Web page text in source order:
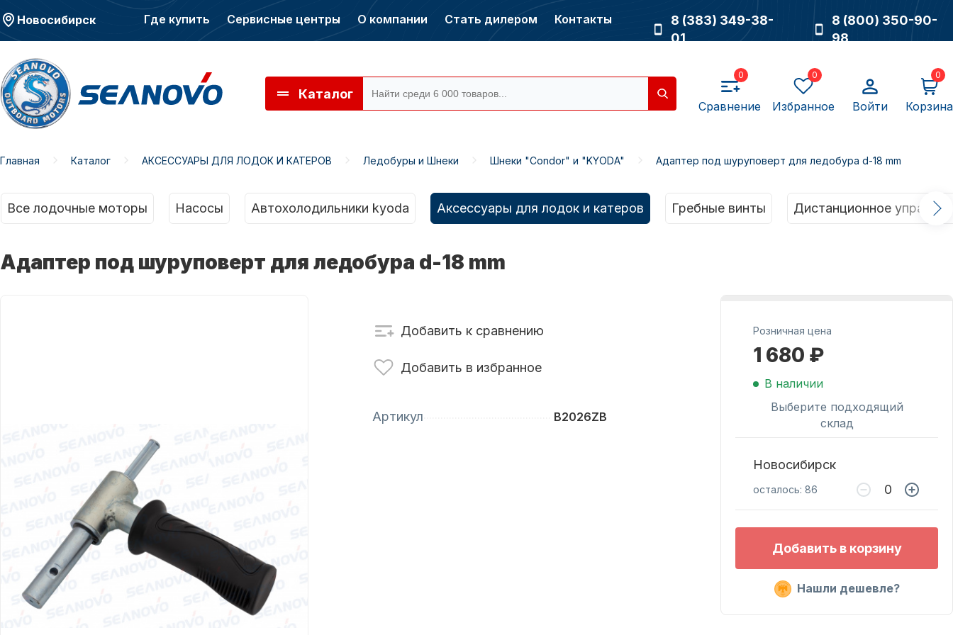
Новосибирск Где купить Сервисные центры О компании Стать дилером Контакты
8 (383) 349-38-
01
8 (800) 350-90-
98
Каталог
0
Сравнение
0
Избранное Войти
0
Корзина
Запчасти для ПЛМ
Масла для лодочных
моторов
Автохолодильник
KYODA
для лодочных
моторов
Главная Каталог АКСЕССУАРЫ ДЛЯ ЛОДОК И КАТЕРОВ Ледобуры и Шнеки Шнеки "Condor" и "KYODA" Адаптер под шуруповерт для ледобура d-18 mm
Все лодочные моторы Насосы Автохолодильники kyoda Аксессуары для лодок и катеров Гребные винты Дистанционное
Адаптер под шуруповерт для ледобура d-18 mm
Добавить к сравнению
Добавить в избранное
Артикул B2026ZB
Розничная цена
1 680 ₽
В наличии
Выберите подходящий
склад
Новосибирск
осталось: 86
Добавить в корзину
Нашли дешевле?